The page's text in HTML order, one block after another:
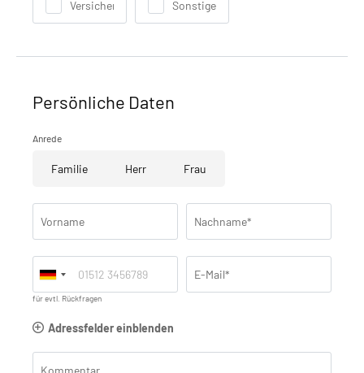
Versicherung Sonstige
Persönliche Daten
Anrede
Familie Herr Frau
Vorname Nachname*
für evtl. Rückfragen
E-Mail*
Adressfelder einblenden
Kommentar